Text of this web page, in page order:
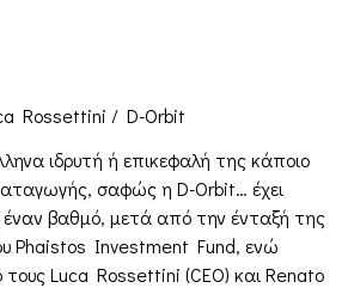
Rossettini / D-Orbit
ιδρυτή ή επικεφαλή της κάποιο
σαφώς η D-Orbit… έχει
έναν βαθμό, μετά από την ένταξή της
Phaistos Investment Fund, ενώ
τους Luca Rossettini (CEO) και Renato